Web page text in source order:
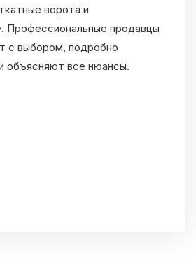
ворота и
Профессиональные продавцы
с выбором, подробно
объясняют все нюансы.